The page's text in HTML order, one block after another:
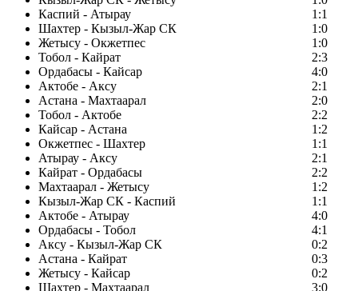
Каспий - Атырау
1:1
Шахтер - Кызыл-Жар СК
1:0
Жетысу - Окжетпес
1:0
Тобол - Кайрат
2:3
Ордабасы - Кайсар
4:0
Актобе - Аксу
2:1
Астана - Махтаарал
2:0
Тобол - Актобе
2:2
Кайсар - Астана
1:2
Окжетпес - Шахтер
1:1
Атырау - Аксу
2:1
Кайрат - Ордабасы
2:2
Махтаарал - Жетысу
1:2
Кызыл-Жар СК - Каспий
1:1
Актобе - Атырау
4:0
Ордабасы - Тобол
4:1
Аксу - Кызыл-Жар СК
0:2
Астана - Кайрат
0:3
Жетысу - Кайсар
0:2
Шахтер - Махтаарал
3:0